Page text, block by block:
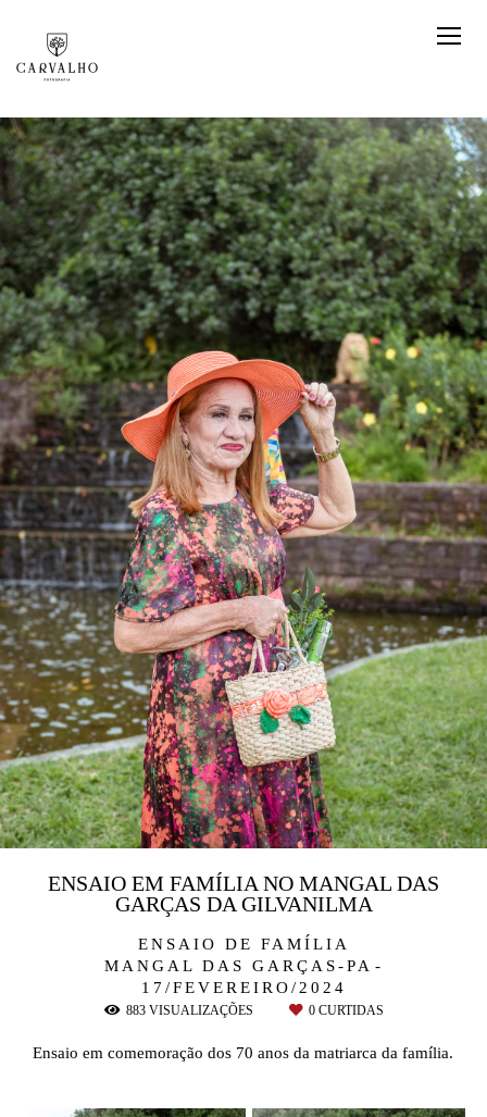
ENSAIO DE FAMÍLIA
MANGAL DAS GARÇAS-PA
17/FEVEREIRO/2024
ENSAIO EM FAMÍLIA NO MANGAL DAS
GARÇAS DA GILVANILMA
883VISUALIZAÇÕES 0CURTIDAS
Ensaio em comemoração dos 70 anos da matriarca da família.